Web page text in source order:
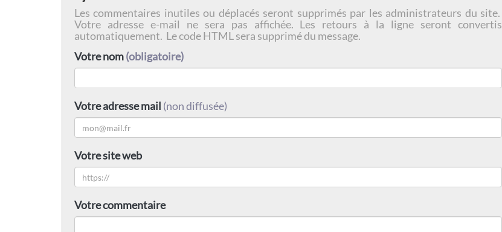
Les commentaires inutiles ou déplacés seront supprimés par les administrateurs du site.
Votre adresse e-mail ne sera pas affichée. Les retours à la ligne seront convertis
automatiquement. Le code HTML sera supprimé du message.
Votre nom(obligatoire)
Votre adresse mail (non diffusée)
Votre site web
Votre commentaire